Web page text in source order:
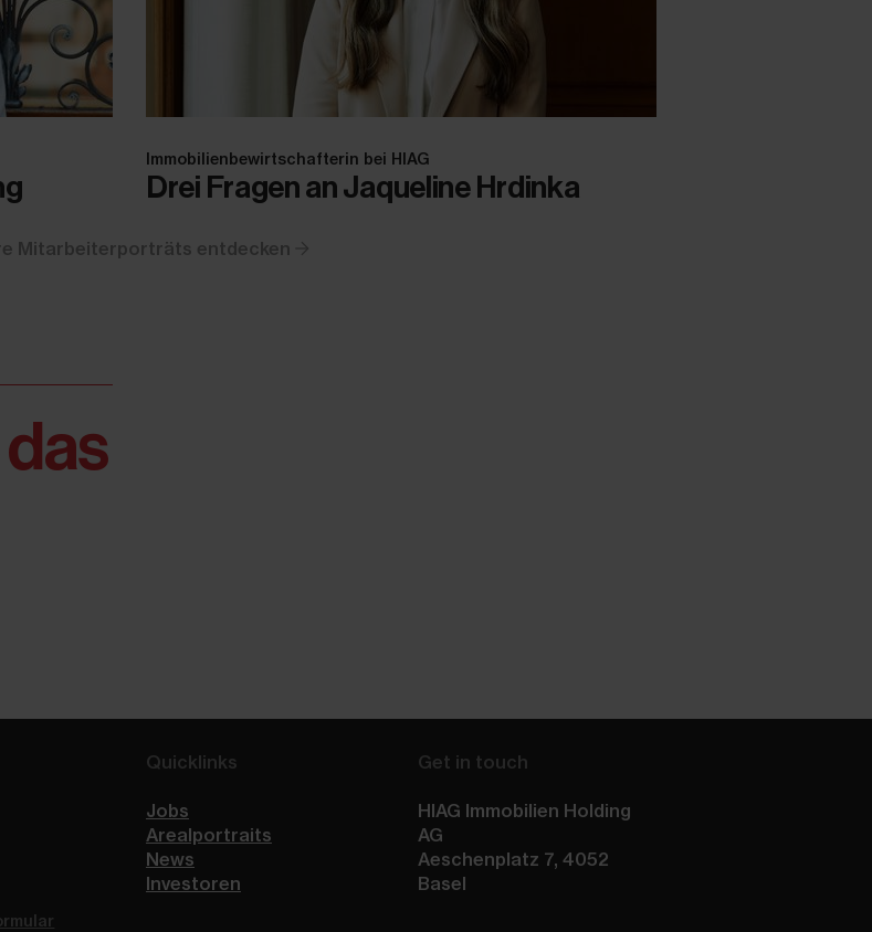
Immobilienbewirtschafterin bei HIAG
Drei Fragen an Jaqueline Hrdinka
Mitarbeiterporträts entdecken
Quicklinks
Jobs
Arealportraits
News
Investoren
Get in touch
HIAG Immobilien Holding
AG
Aeschenplatz 7, 4052
Basel